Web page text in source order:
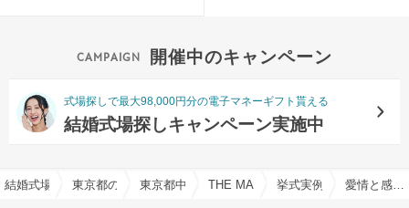
開催中のキャンペーン
式場探しで最大98,000円分の電子マネーギフト貰える
結婚式場探しキャンペーン実施中
結婚式場を探すならハナユメ
東京都の結婚式場一覧東京都中央区の結婚式場一覧
THE MAGNUS TOKYO （ザ マグ
挙式実例